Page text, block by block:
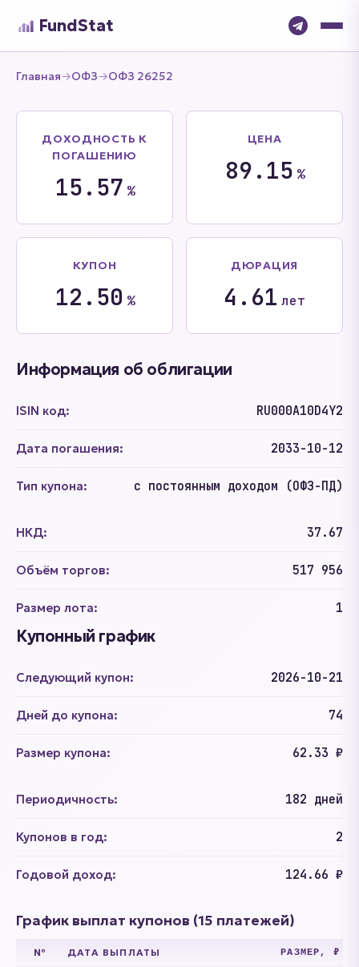
FundStat
Главная→ОФЗ→ОФЗ 26252
ДОХОДНОСТЬ К
ПОГАШЕНИЮ
15.57 %
ЦЕНА
89.15 %
КУПОН
12.50 %
ДЮРАЦИЯ
4.61 лет
Информация об облигации
ISIN код: RU000A10D4Y2
Дата погашения: 2033-10-12
Тип купона: с постоянным доходом (ОФЗ-ПД)
НКД: 37.67
Объём торгов: 517 956
Размер лота: 1
Купонный график
Следующий купон: 2026-10-21
Дней до купона: 74
Размер купона: 62.33 ₽
Периодичность: 182 дней
Купонов в год: 2
Годовой доход: 124.66 ₽
График выплат купонов (15 платежей)
№ ДАТА ВЫПЛАТЫ РАЗМЕР, ₽